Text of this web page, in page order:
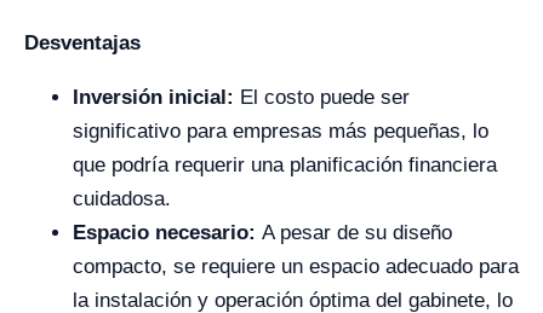
Desventajas
Inversión inicial: El costo puede ser
significativo para empresas más pequeñas, lo
que podría requerir una planificación financiera
cuidadosa.
Espacio necesario: A pesar de su diseño
compacto, se requiere un espacio adecuado para
la instalación y operación óptima del gabinete, lo